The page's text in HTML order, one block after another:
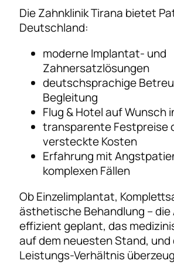
Die Zahnklinik Tirana bietet
Deutschland:
moderne Implantat- und
Zahnersatzlösungen
deutschsprachige
Begleitung
Flug & Hotel auf Wunsch
transparente Festpreise
versteckte Kosten
Erfahrung mit
komplexen Fällen
Ob Einzelimplantat,
ästhetische Behandlung – die
effizient geplant, das
auf dem neuesten Stand, und
Leistungs-Verhältnis